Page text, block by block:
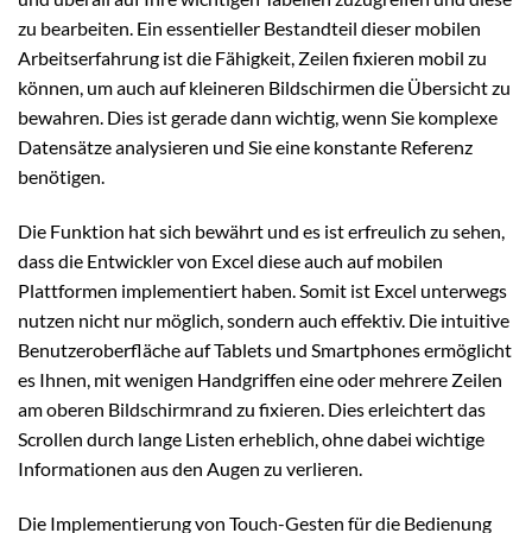
zu bearbeiten. Ein essentieller Bestandteil dieser mobilen
Arbeitserfahrung ist die Fähigkeit, Zeilen fixieren mobil zu
können, um auch auf kleineren Bildschirmen die Übersicht zu
bewahren. Dies ist gerade dann wichtig, wenn Sie komplexe
Datensätze analysieren und Sie eine konstante Referenz
benötigen.
Die Funktion hat sich bewährt und es ist erfreulich zu sehen,
dass die Entwickler von Excel diese auch auf mobilen
Plattformen implementiert haben. Somit ist Excel unterwegs
nutzen nicht nur möglich, sondern auch effektiv. Die intuitive
Benutzeroberfläche auf Tablets und Smartphones ermöglicht
es Ihnen, mit wenigen Handgriffen eine oder mehrere Zeilen
am oberen Bildschirmrand zu fixieren. Dies erleichtert das
Scrollen durch lange Listen erheblich, ohne dabei wichtige
Informationen aus den Augen zu verlieren.
Die Implementierung von Touch-Gesten für die Bedienung